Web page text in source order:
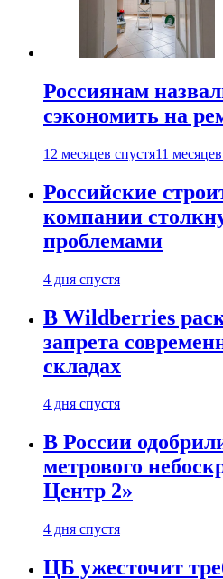
Россиянам
сэкономить на
12 месяцев спустя11
Российские
компании
проблемами
4 дня спустя
В Wildberries
запрета
складах
4 дня спустя
В России
метрового
Центр 2»
4 дня спустя
ЦБ ужесточит